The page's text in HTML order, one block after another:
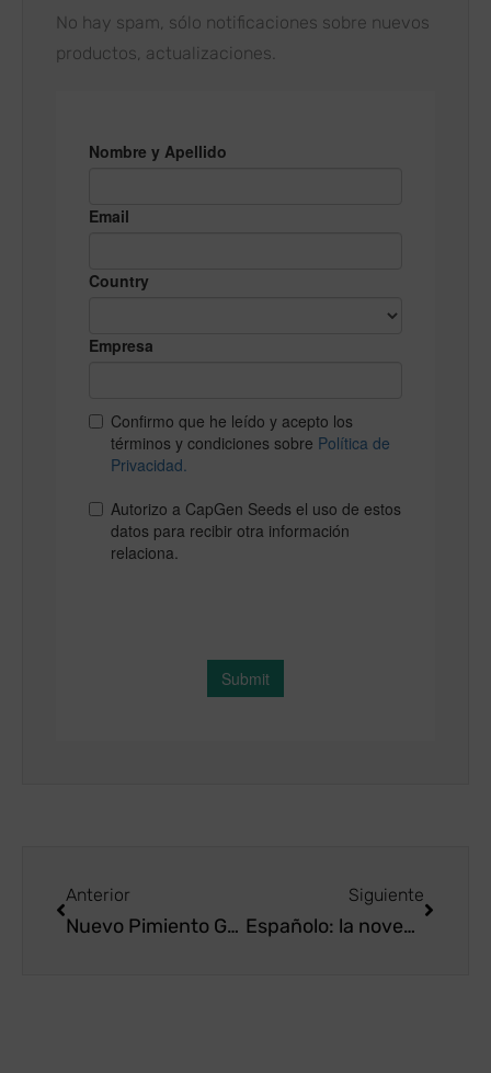
No hay spam, sólo notificaciones sobre nuevos
productos, actualizaciones.
Anterior
Nuevo Pimiento Gaudí, con buena cimentación para una mejor y mayor producción
Siguiente
Españolo: la novedad en el segmento de pepino corto con genética peninsular que maximiza la producción.